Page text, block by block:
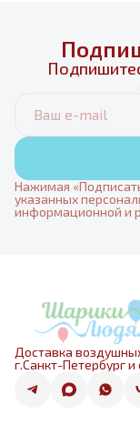
Нажимая
указанных
информационной и
Доставка
г.Санкт-Петербург и